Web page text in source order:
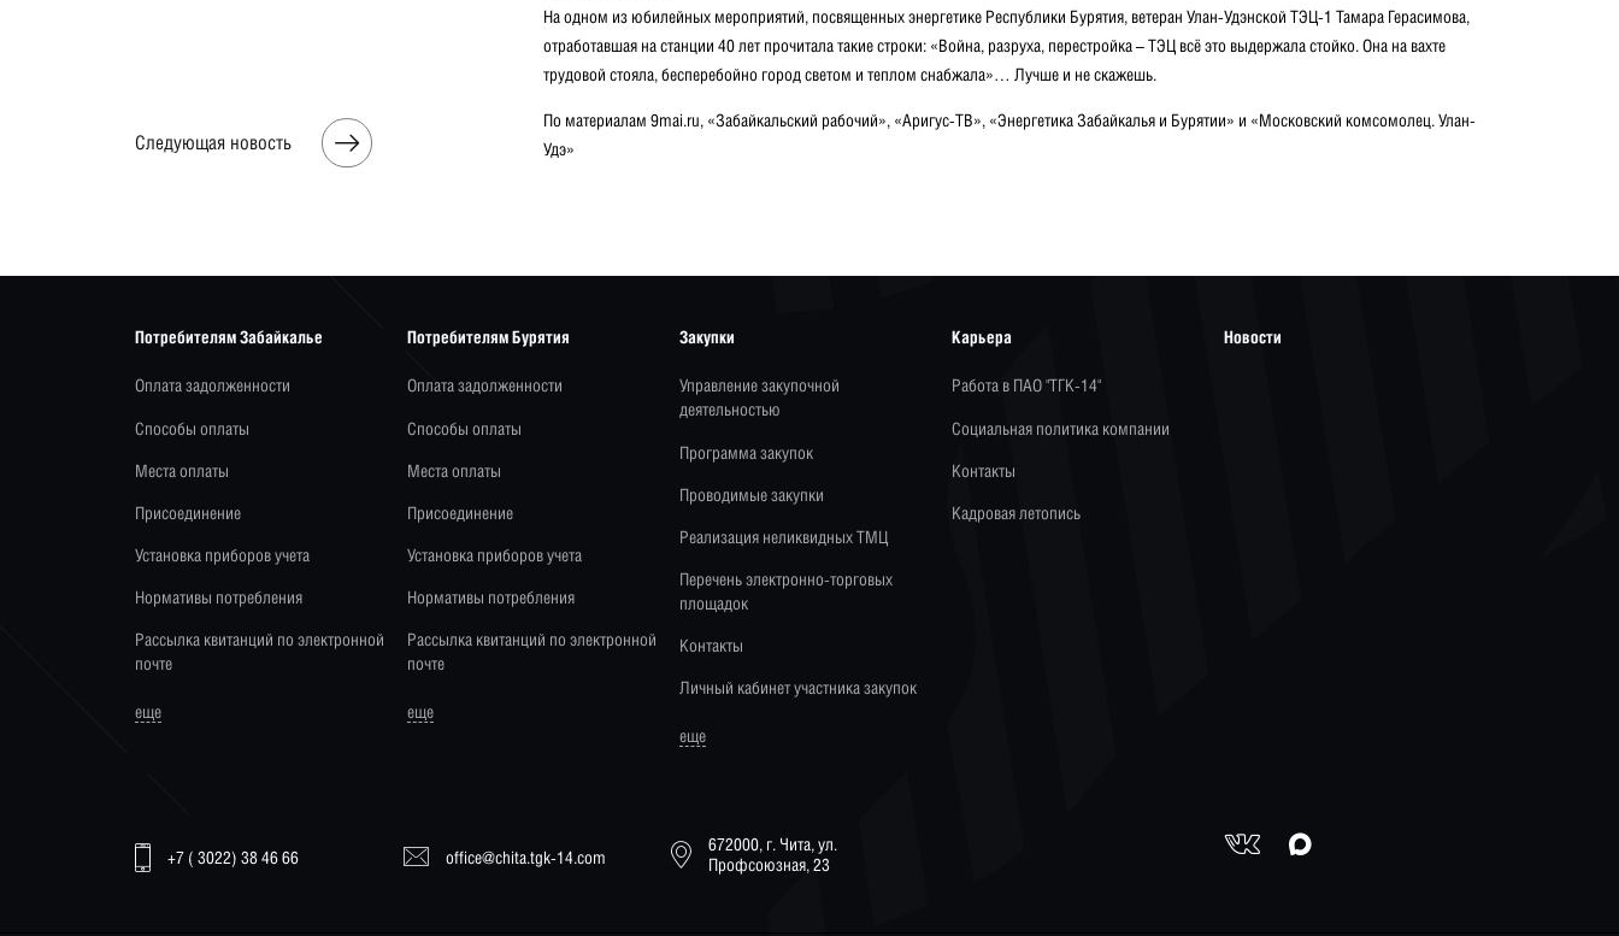
На одном из юбилейных мероприятий, посвященных энергетике Республики Бурятия, ветеран Улан-Удэнской ТЭЦ-1 Taмapa Герасимова,
отработавшая на станции 40 лет прочитала такие строки: «Boйнa, разруха, перестройка – TЭЦ всё это выдержала стойко. Она на вахте
трудовой стояла, бесперебойно город светом и теплом снабжала»… Лучше и не скажешь.
По материалам 9mai.ru, «Забайкальский рабочий», «Аригус-ТВ», «Энергетика Забайкалья и Бурятии» и «Московский комсомолец. Улан-
Удэ»
Следующая новость
Потребителям Забайкалье
Оплата задолженности
Способы оплаты
Места оплаты
Присоединение
Установка приборов учета
Нормативы потребления
Рассылка квитанций по электронной
почте
еще
Потребителям Бурятия
Оплата задолженности
Способы оплаты
Места оплаты
Присоединение
Установка приборов учета
Нормативы потребления
Рассылка квитанций по электронной
почте
еще
Закупки
Управление закупочной
деятельностью
Программа закупок
Проводимые закупки
Реализация неликвидных ТМЦ
Перечень электронно-торговых
площадок
Контакты
Личный кабинет участника закупок
еще
Карьера
Работа в ПАО "ТГК-14"
Социальная политика компании
Контакты
Кадровая летопись
Новости
+7 ( 3022) 38 46 66 office@chita.tgk-14.com
672000, г. Чита, ул.
Профсоюзная, 23